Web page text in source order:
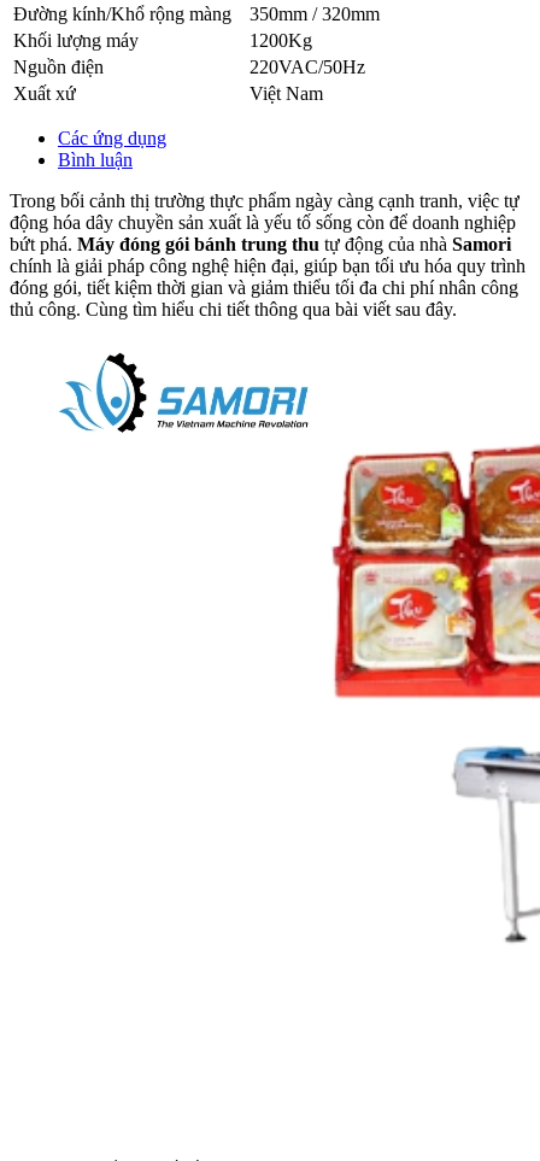
Đường kính/Khổ rộng màng
350mm / 320mm
Khối lượng máy
1200Kg
Nguồn điện
220VAC/50Hz
Xuất xứ
Việt Nam
Các ứng dụng
Bình luận
Trong bối cảnh thị trường thực phẩm ngày càng cạnh tranh, việc tự
động hóa dây chuyền sản xuất là yếu tố sống còn để doanh nghiệp
bứt phá. Máy đóng gói bánh trung thu tự động của nhà Samori
chính là giải pháp công nghệ hiện đại, giúp bạn tối ưu hóa quy trình
đóng gói, tiết kiệm thời gian và giảm thiểu tối đa chi phí nhân công
thủ công. Cùng tìm hiểu chi tiết thông qua bài viết sau đây.